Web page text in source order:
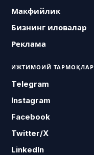
Макфийлик
Бизнинг иловалар
Реклама
ИЖТИМОИЙ ТАРМОҚЛАР
Telegram
Instagram
Facebook
Twitter/X
LinkedIn